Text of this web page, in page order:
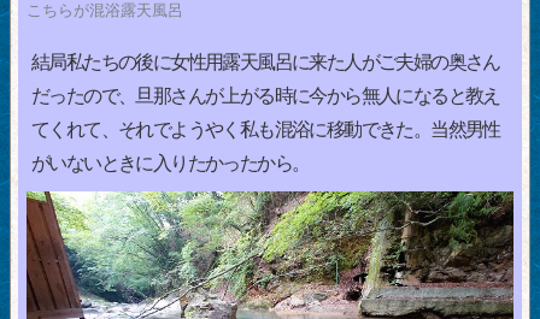
こちらが混浴露天風呂
結局私たちの後に女性用露天風呂に来た人がご夫婦の奥さん
だったので、旦那さんが上がる時に今から無人になると教え
てくれて、それでようやく私も混浴に移動できた。当然男性
がいないときに入りたかったから。